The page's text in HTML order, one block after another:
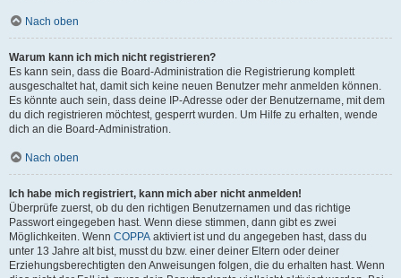
Nach oben
Warum kann ich mich nicht registrieren?
Es kann sein, dass die Board-Administration die Registrierung komplett
ausgeschaltet hat, damit sich keine neuen Benutzer mehr anmelden können.
Es könnte auch sein, dass deine IP-Adresse oder der Benutzername, mit dem
du dich registrieren möchtest, gesperrt wurden. Um Hilfe zu erhalten, wende
dich an die Board-Administration.
Nach oben
Ich habe mich registriert, kann mich aber nicht anmelden!
Überprüfe zuerst, ob du den richtigen Benutzernamen und das richtige
Passwort eingegeben hast. Wenn diese stimmen, dann gibt es zwei
Möglichkeiten. Wenn COPPA aktiviert ist und du angegeben hast, dass du
unter 13 Jahre alt bist, musst du bzw. einer deiner Eltern oder deiner
Erziehungsberechtigten den Anweisungen folgen, die du erhalten hast. Wenn